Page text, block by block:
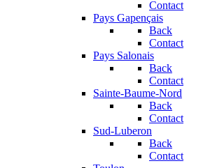
Contact
Pays Gapençais
Back
Contact
Pays Salonais
Back
Contact
Sainte-Baume-Nord
Back
Contact
Sud-Luberon
Back
Contact